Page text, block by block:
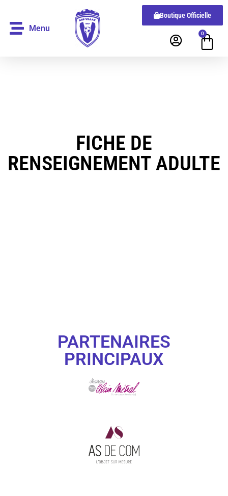
Menu
Boutique Officielle
0
FICHE DE
RENSEIGNEMENT ADULTE
PARTENAIRES
PRINCIPAUX